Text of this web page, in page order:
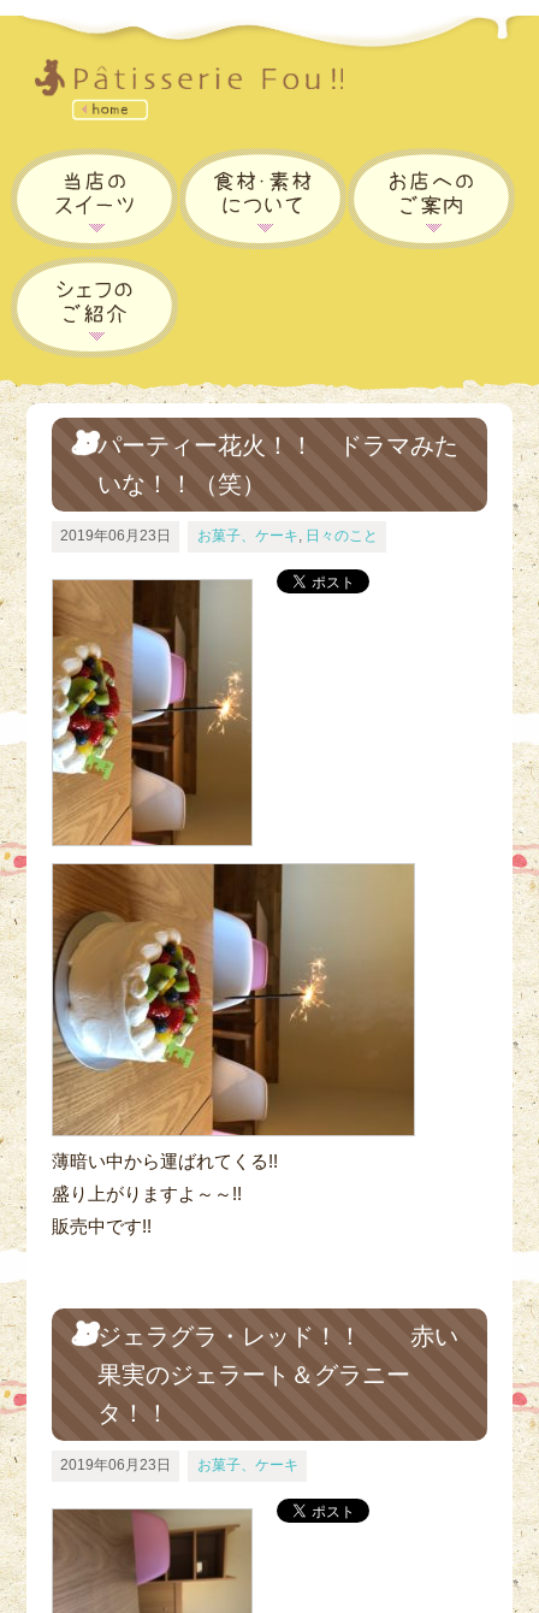
パーティー花火！！ ドラマみた
いな！！（笑）
2019年06月23日 お菓子、ケーキ, 日々のこと
薄暗い中から運ばれてくる!!
盛り上がりますよ～～!!
販売中です!!
ジェラグラ・レッド！！ 赤い
果実のジェラート＆グラニー
タ！！
2019年06月23日 お菓子、ケーキ